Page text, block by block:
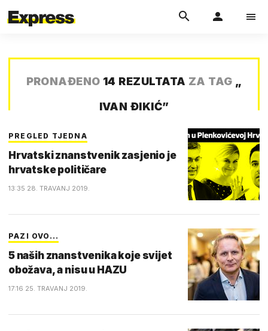
PRONAĐENO 14 REZULTATA ZA TAG „
IVAN ĐIKIĆ”
PREGLED TJEDNA
Hrvatski znanstvenik zasjenio je
hrvatske političare
13:35 28. TRAVANJ 2019.
PAZI OVO...
5 naših znanstvenika koje svijet
obožava, a nisu u HAZU
17:16 25. TRAVANJ 2019.